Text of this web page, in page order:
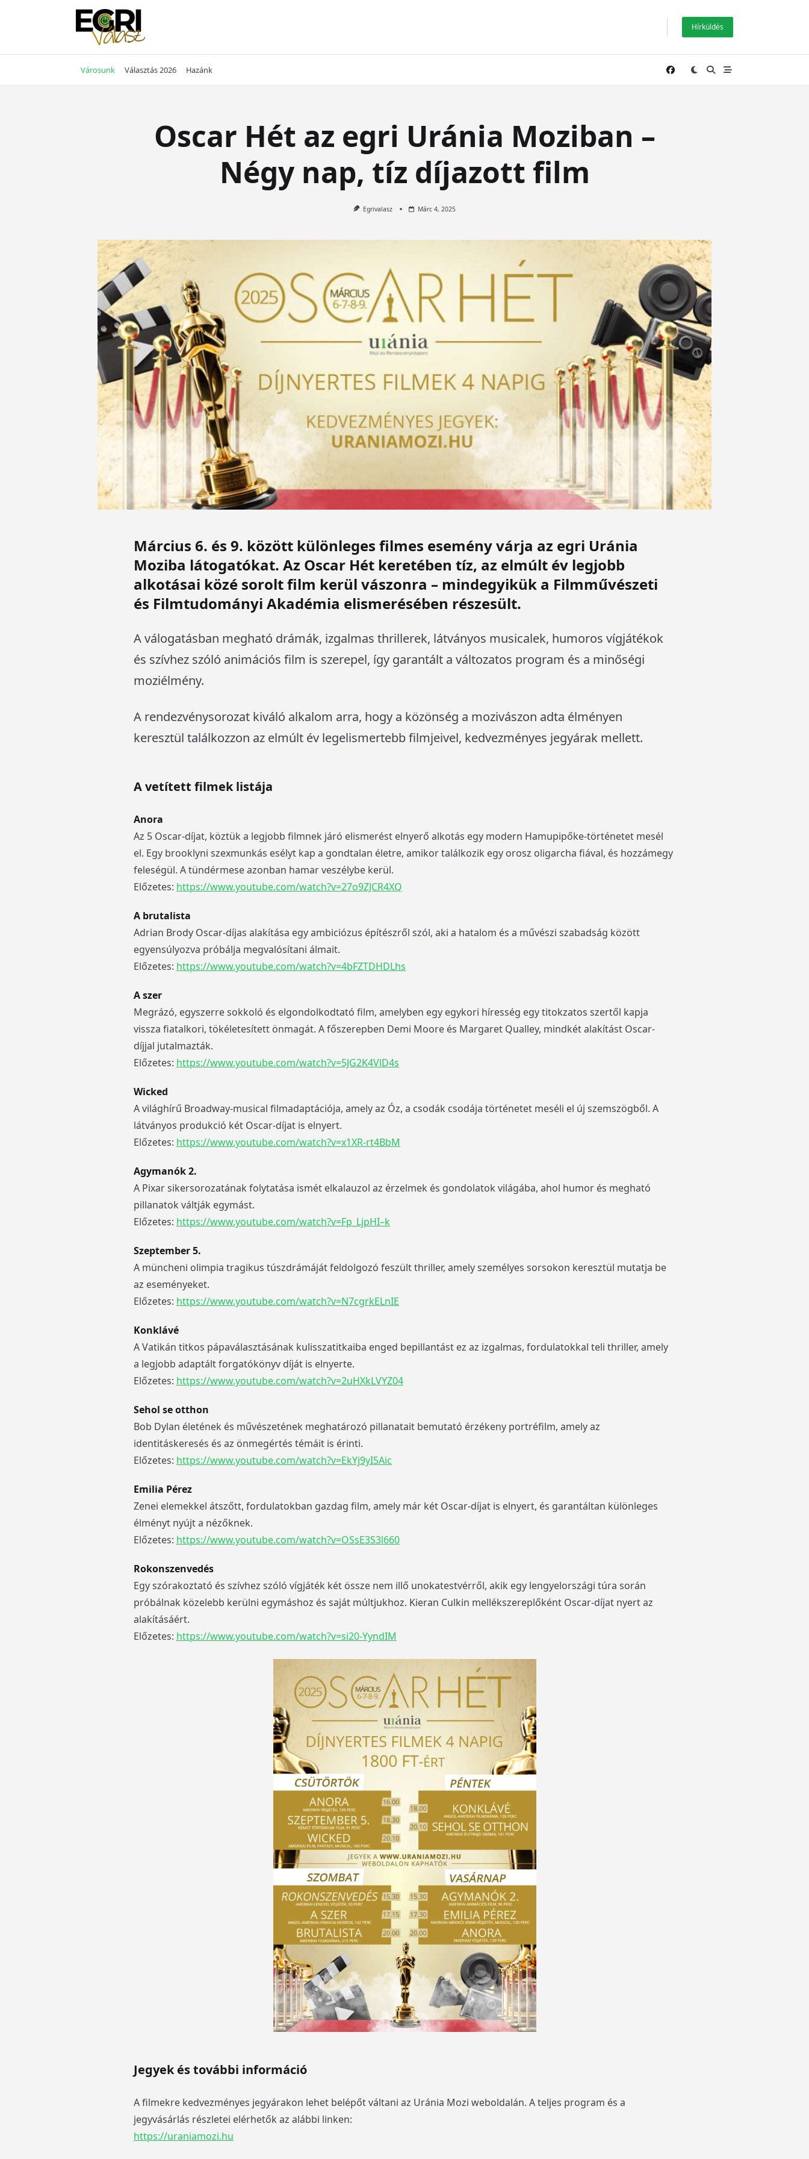
Hírküldés
Városunk Választás 2026 Hazánk
Oscar Hét az egri Uránia Moziban –
Négy nap, tíz díjazott film
Egrivalasz Márc 4, 2025
Március 6. és 9. között különleges filmes esemény várja az egri Uránia
Moziba látogatókat. Az Oscar Hét keretében tíz, az elmúlt év legjobb
alkotásai közé sorolt film kerül vászonra – mindegyikük a Filmművészeti
és Filmtudományi Akadémia elismerésében részesült.
A válogatásban megható drámák, izgalmas thrillerek, látványos musicalek, humoros vígjátékok
és szívhez szóló animációs film is szerepel, így garantált a változatos program és a minőségi
moziélmény.
A rendezvénysorozat kiváló alkalom arra, hogy a közönség a mozivászon adta élményen
keresztül találkozzon az elmúlt év legelismertebb filmjeivel, kedvezményes jegyárak mellett.
A vetített filmek listája
Anora
Az 5 Oscar-díjat, köztük a legjobb filmnek járó elismerést elnyerő alkotás egy modern Hamupipőke-történetet mesél
el. Egy brooklyni szexmunkás esélyt kap a gondtalan életre, amikor találkozik egy orosz oligarcha fiával, és hozzámegy
feleségül. A tündérmese azonban hamar veszélybe kerül.
Előzetes: https://www.youtube.com/watch?v=27o9ZJCR4XQ
A brutalista
Adrian Brody Oscar-díjas alakítása egy ambiciózus építészről szól, aki a hatalom és a művészi szabadság között
egyensúlyozva próbálja megvalósítani álmait.
Előzetes: https://www.youtube.com/watch?v=4bFZTDHDLhs
A szer
Megrázó, egyszerre sokkoló és elgondolkodtató film, amelyben egy egykori híresség egy titokzatos szertől kapja
vissza fiatalkori, tökéletesített önmagát. A főszerepben Demi Moore és Margaret Qualley, mindkét alakítást Oscar-
díjjal jutalmazták.
Előzetes: https://www.youtube.com/watch?v=5JG2K4VlD4s
Wicked
A világhírű Broadway-musical filmadaptációja, amely az Óz, a csodák csodája történetet meséli el új szemszögből. A
látványos produkció két Oscar-díjat is elnyert.
Előzetes: https://www.youtube.com/watch?v=x1XR-rt4BbM
Agymanók 2.
A Pixar sikersorozatának folytatása ismét elkalauzol az érzelmek és gondolatok világába, ahol humor és megható
pillanatok váltják egymást.
Előzetes: https://www.youtube.com/watch?v=Fp_LjpHI–k
Szeptember 5.
A müncheni olimpia tragikus túszdrámáját feldolgozó feszült thriller, amely személyes sorsokon keresztül mutatja be
az eseményeket.
Előzetes: https://www.youtube.com/watch?v=N7cgrkELnIE
Konklávé
A Vatikán titkos pápaválasztásának kulisszatitkaiba enged bepillantást ez az izgalmas, fordulatokkal teli thriller, amely
a legjobb adaptált forgatókönyv díját is elnyerte.
Előzetes: https://www.youtube.com/watch?v=2uHXkLVYZ04
Sehol se otthon
Bob Dylan életének és művészetének meghatározó pillanatait bemutató érzékeny portréfilm, amely az
identitáskeresés és az önmegértés témáit is érinti.
Előzetes: https://www.youtube.com/watch?v=EkYj9yI5Aic
Emilia Pérez
Zenei elemekkel átszőtt, fordulatokban gazdag film, amely már két Oscar-díjat is elnyert, és garantáltan különleges
élményt nyújt a nézőknek.
Előzetes: https://www.youtube.com/watch?v=OSsE3S3l660
Rokonszenvedés
Egy szórakoztató és szívhez szóló vígjáték két össze nem illő unokatestvérről, akik egy lengyelországi túra során
próbálnak közelebb kerülni egymáshoz és saját múltjukhoz. Kieran Culkin mellékszereplőként Oscar-díjat nyert az
alakításáért.
Előzetes: https://www.youtube.com/watch?v=si20-YyndIM
Jegyek és további információ
A filmekre kedvezményes jegyárakon lehet belépőt váltani az Uránia Mozi weboldalán. A teljes program és a
jegyvásárlás részletei elérhetők az alábbi linken:
https://uraniamozi.hu